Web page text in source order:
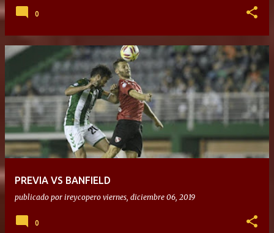
0
PREVIA VS BANFIELD
publicado por ireycopero viernes, diciembre 06, 2019
0